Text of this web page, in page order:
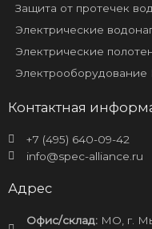
Защита от протечек
Электрические
Электрические
Электрооборудование
Контактная
+7 (495) 640-09-42
info@spec-alliance.ru
Адрес
Офис/склад:МО, г.